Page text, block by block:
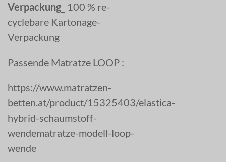
Verpackung_ 100 % re-
cyclebare Kartonage-
Verpackung
Passende Matratze LOOP :
https://www.matratzen-
betten.at/product/15325403/elastica-
hybrid-schaumstoff-
wendematratze-modell-loop-
wende